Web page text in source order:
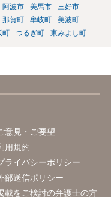
阿波市 美馬市
三好市
那賀町 牟岐町
美波町
町 つるぎ町 東みよし町
意見・ご要望
用規約
ライバシーポリシー
部送信ポリシー
載をご検討の弁護士の方